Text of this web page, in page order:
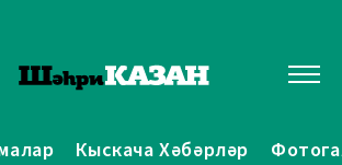
Кыскача Хәбәрләр